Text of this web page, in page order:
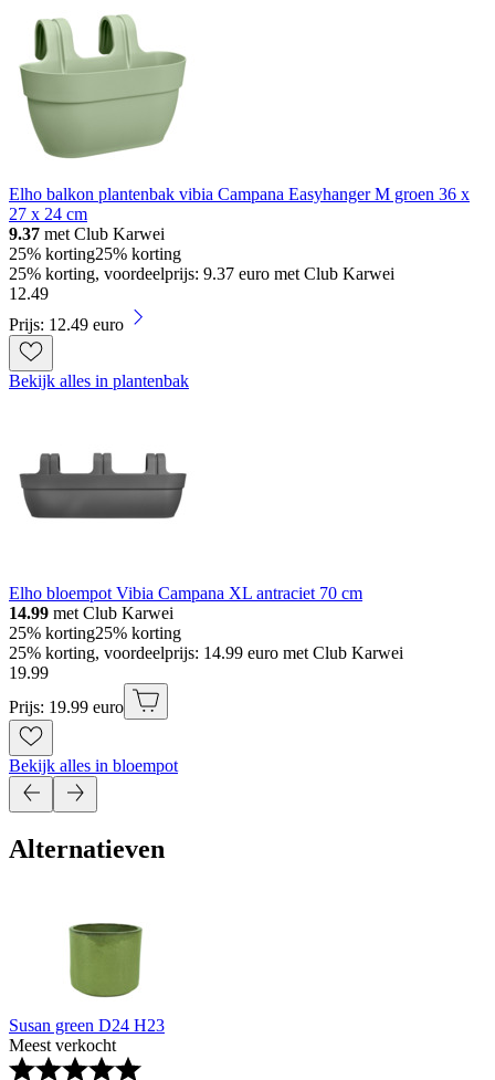
Elho balkon plantenbak vibia Campana Easyhanger M groen 36 x
27 x 24 cm
9.37 met Club Karwei
25% korting25% korting
25% korting, voordeelprijs: 9.37 euro met Club Karwei
12.49
Prijs: 12.49 euro
Bekijk alles in plantenbak
Elho bloempot Vibia Campana XL antraciet 70 cm
14.99 met Club Karwei
25% korting25% korting
25% korting, voordeelprijs: 14.99 euro met Club Karwei
19.99
Prijs: 19.99 euro
Bekijk alles in bloempot
Alternatieven
Susan green D24 H23
Meest verkocht